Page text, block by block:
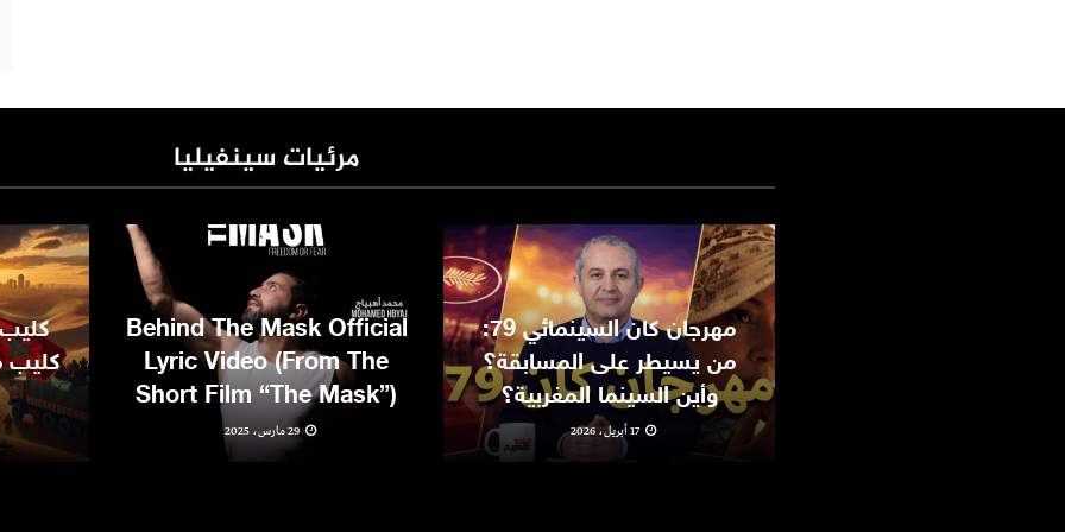
مرئيات سينفيليا
مهرجان كان السينمائي 79:
من يسيطر على المسابقة؟
وأين السينما المغربية؟
17 أبريل، 2026
Behind The Mask Official
Lyric Video (From The
Short Film “The Mask”)
29 مارس، 2025
كليب